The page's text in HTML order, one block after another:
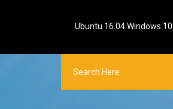
Ubuntu 16.04 Windows